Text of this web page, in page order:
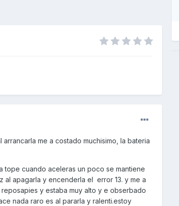
me a costado muchisimo, la bateria
tope cuando aceleras un poco se mantiene
al apagarla y encenderla el error 13. y me a
y estaba muy alto y e obserbado
nada raro es al pararla y ralenti.estoy